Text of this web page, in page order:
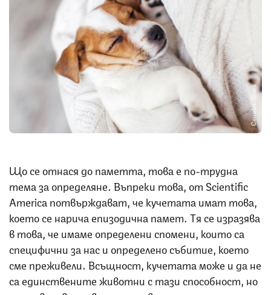
Снимка: iStock
Що се отнася до паметта, това е по-трудна
тема за определяне. Въпреки това, от Scientific
America потвърждават, че кучетата имат това,
което се нарича епизодична памет. Тя се изразява
в това, че имаме определени спомени, които са
специфични за нас и определено събитие, което
сме преживели. Всъщност, кучетата може и да не
са единствените животни с тази способност, но